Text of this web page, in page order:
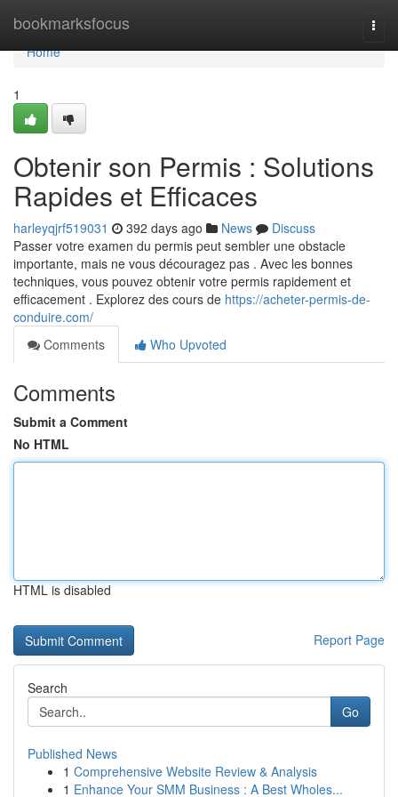
bookmarksfocus
Home
Home
1
Obtenir son Permis : Solutions
Rapides et Efficaces
harleyqjrf519031 392 days ago News
Discuss
Passer votre examen du permis peut sembler une obstacle
importante, mais ne vous découragez pas . Avec les bonnes
techniques, vous pouvez obtenir votre permis rapidement et
efficacement . Explorez des cours de https://acheter-permis-de-
conduire.com/
Comments
Who Upvoted
Comments
Submit a Comment
No HTML
HTML is disabled
Report Page
Search
Go
Published News
1 Comprehensive Website Review & Analysis
1 Enhance Your SMM Business : A Best Wholes...